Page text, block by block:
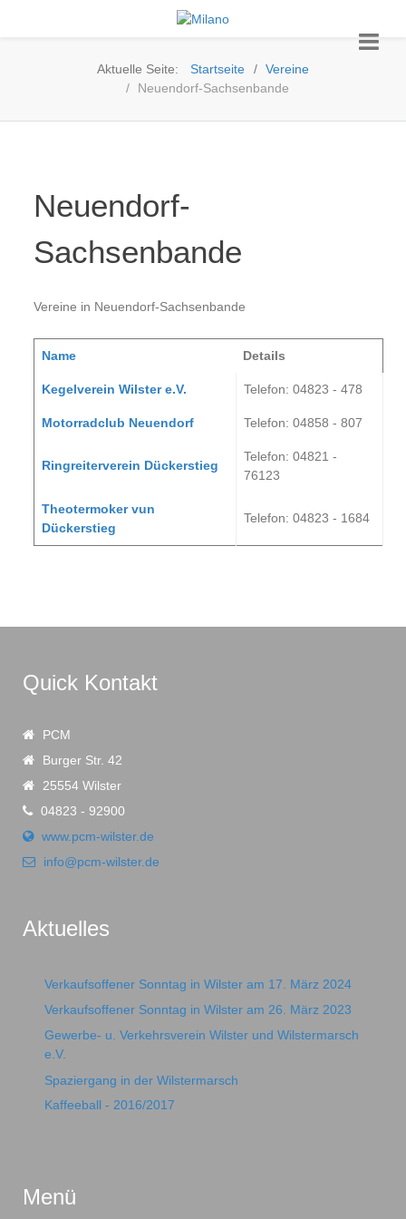
Aktuelle Seite: Startseite
Vereine
Neuendorf-Sachsenbande
Neuendorf-
Sachsenbande
Vereine in Neuendorf-Sachsenbande
Name Details
Kegelverein Wilster e.V. Telefon: 04823 - 478
Motorradclub Neuendorf Telefon: 04858 - 807
Ringreiterverein Dückerstieg
Telefon: 04821 -
76123
Theotermoker vun
Dückerstieg
Telefon: 04823 - 1684
Quick Kontakt
PCM
Burger Str. 42
25554 Wilster
04823 - 92900
www.pcm-wilster.de
info@pcm-wilster.de
Aktuelles
Verkaufsoffener Sonntag in Wilster am 17. März 2024
Verkaufsoffener Sonntag in Wilster am 26. März 2023
Gewerbe- u. Verkehrsverein Wilster und Wilstermarsch
e.V.
Spaziergang in der Wilstermarsch
Kaffeeball - 2016/2017
Menü